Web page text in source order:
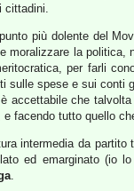
cittadini.
più dolente del
moralizzare la
per farli
sulle spese e sui
accettabile che
facendo tutto quello
intermedia da
ed emarginato
.